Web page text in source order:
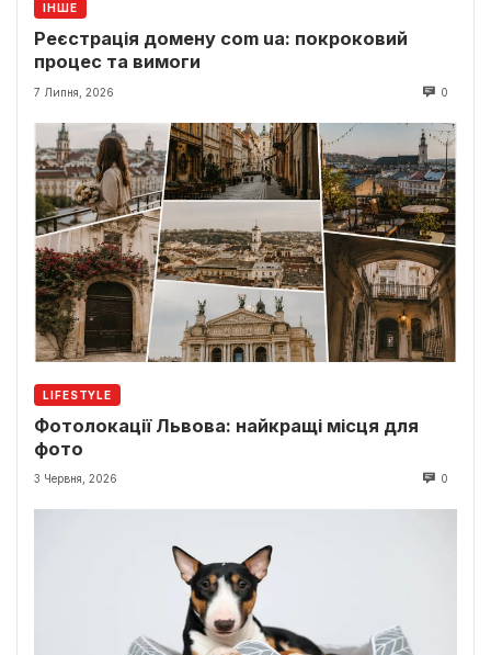
ІНШЕ
Реєстрація домену com ua: покроковий
процес та вимоги
7 Липня, 2026 0
LIFESTYLE
Фотолокації Львова: найкращі місця для
фото
3 Червня, 2026 0